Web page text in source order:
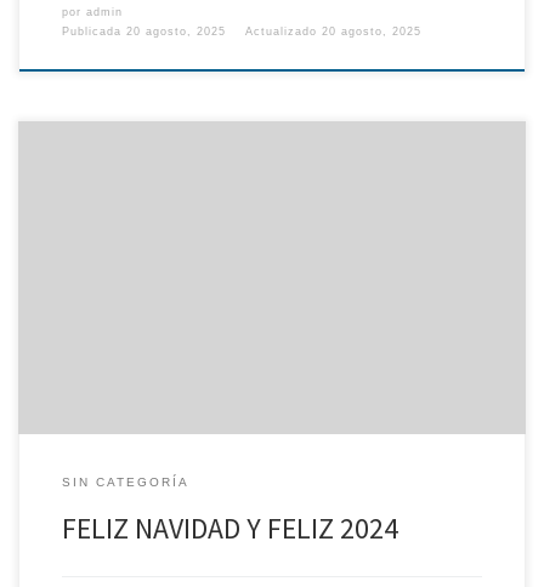
por admin
Publicada 20 agosto, 2025 Actualizado 20 agosto, 2025
SIN CATEGORÍA
FELIZ NAVIDAD Y FELIZ 2024